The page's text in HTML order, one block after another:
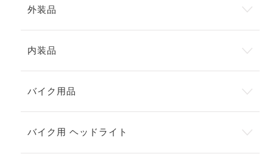
外装品
内装品
バイク用品
バイク用 ヘッドライト